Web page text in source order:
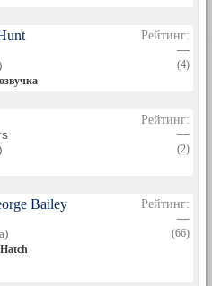
Рейтинг:
—
(4)
Рейтинг:
—
(2)
Bailey
Рейтинг:
—
(66)